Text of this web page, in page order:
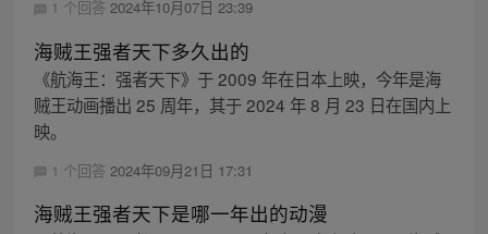
1 个回答 2024年10月07日 23:39
海贼王强者天下多久出的
《航海王：强者天下》于 2009 年在日本上映，今年是海
贼王动画播出 25 周年，其于 2024 年 8 月 23 日在国内上
映。
1 个回答 2024年09月21日 17:31
海贼王强者天下是哪一年出的动漫